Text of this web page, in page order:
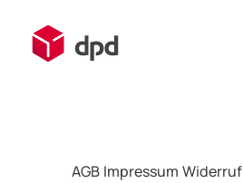
AGB Impressum Widerruf